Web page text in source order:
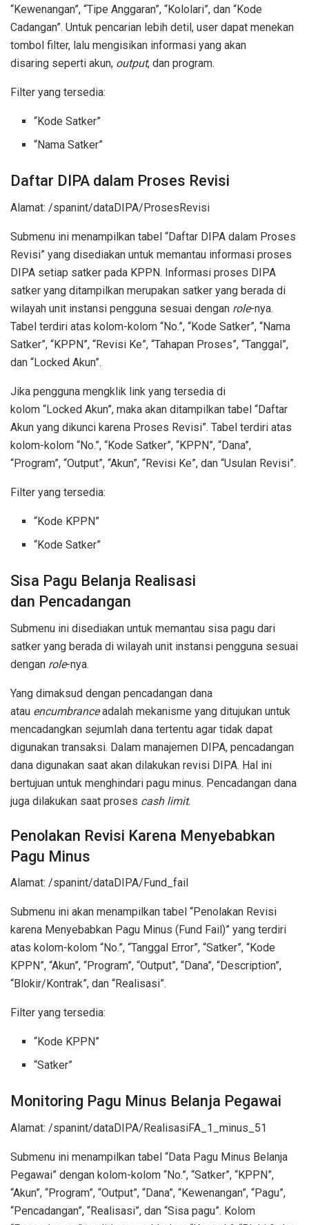
“Kewenangan”, “Tipe Anggaran”, “Kololari”, dan “Kode
Cadangan”. Untuk pencarian lebih detil, user dapat menekan
tombol filter, lalu mengisikan informasi yang akan
disaring seperti akun, output, dan program.
Filter yang tersedia:
“Kode Satker”
“Nama Satker”
Daftar DIPA dalam Proses Revisi
Alamat: /spanint/dataDIPA/ProsesRevisi
Submenu ini menampilkan tabel “Daftar DIPA dalam Proses
Revisi” yang disediakan untuk memantau informasi proses
DIPA setiap satker pada KPPN. Informasi proses DIPA
satker yang ditampilkan merupakan satker yang berada di
wilayah unit instansi pengguna sesuai dengan role-nya.
Tabel terdiri atas kolom-kolom “No.”, “Kode Satker”, “Nama
Satker”, “KPPN”, “Revisi Ke”, “Tahapan Proses”, “Tanggal”,
dan “Locked Akun”.
Jika pengguna mengklik link yang tersedia di
kolom “Locked Akun”, maka akan ditampilkan tabel “Daftar
Akun yang dikunci karena Proses Revisi”. Tabel terdiri atas
kolom-kolom “No.”, “Kode Satker”, “KPPN”, “Dana”,
“Program”, “Output”, “Akun”, “Revisi Ke”, dan “Usulan Revisi”.
Filter yang tersedia:
“Kode KPPN”
“Kode Satker”
Sisa Pagu Belanja Realisasi
dan Pencadangan
Submenu ini disediakan untuk memantau sisa pagu dari
satker yang berada di wilayah unit instansi pengguna sesuai
dengan role-nya.
Yang dimaksud dengan pencadangan dana
atau encumbranceadalah mekanisme yang ditujukan untuk
mencadangkan sejumlah dana tertentu agar tidak dapat
digunakan transaksi. Dalam manajemen DIPA, pencadangan
dana digunakan saat akan dilakukan revisi DIPA. Hal ini
bertujuan untuk menghindari pagu minus. Pencadangan dana
juga dilakukan saat proses cash limit.
Penolakan Revisi Karena Menyebabkan
Pagu Minus
Alamat: /spanint/dataDIPA/Fund_fail
Submenu ini akan menampilkan tabel “Penolakan Revisi
karena Menyebabkan Pagu Minus (Fund Fail)” yang terdiri
atas kolom-kolom “No.”, “Tanggal Error”, “Satker”, “Kode
KPPN”, “Akun”, “Program”, “Output”, “Dana”, “Description”,
“Blokir/Kontrak”, dan “Realisasi”.
Filter yang tersedia:
“Kode KPPN”
“Satker”
Monitoring Pagu Minus Belanja Pegawai
Alamat: /spanint/dataDIPA/RealisasiFA_1_minus_51
Submenu ini menampilkan tabel “Data Pagu Minus Belanja
Pegawai” dengan kolom-kolom “No.”, “Satker”, “KPPN”,
“Akun”, “Program”, “Output”, “Dana”, “Kewenangan”, “Pagu”,
“Pencadangan”, “Realisasi”, dan “Sisa pagu”. Kolom